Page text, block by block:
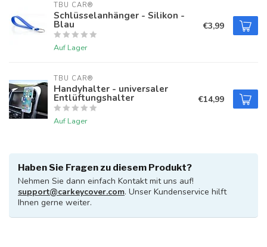
TBU CAR®
Schlüsselanhänger - Silikon -
Blau
Auf Lager
€3,99
TBU CAR®
Handyhalter - universaler
Entlüftungshalter
Auf Lager
€14,99
Haben Sie Fragen zu diesem Produkt?
Nehmen Sie dann einfach Kontakt mit uns auf!
support@carkeycover.com. Unser Kundenservice hilft
Ihnen gerne weiter.